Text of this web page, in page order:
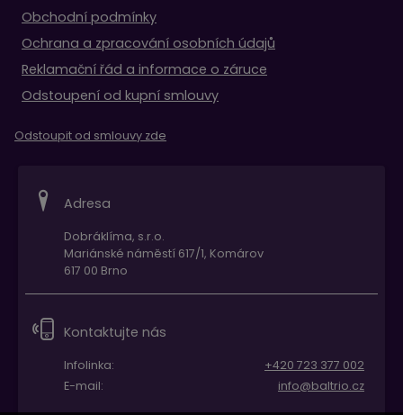
Obchodní podmínky
Ochrana a zpracování osobních údajů
Reklamační řád a informace o záruce
Odstoupení od kupní smlouvy
Odstoupit od smlouvy zde
Adresa
Dobráklíma, s.r.o.
Mariánské náměstí 617/1, Komárov
617 00 Brno
Kontaktujte nás
Infolinka:
+420 723 377 002
E-mail:
info@baltrio.cz